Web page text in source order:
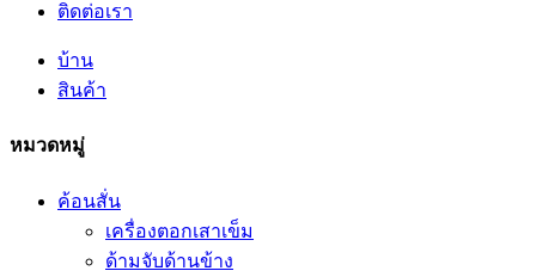
ติดต่อเรา
บ้าน
สินค้า
หมวดหมู่
ค้อนสั่น
เครื่องตอกเสาเข็ม
ด้ามจับด้านข้าง